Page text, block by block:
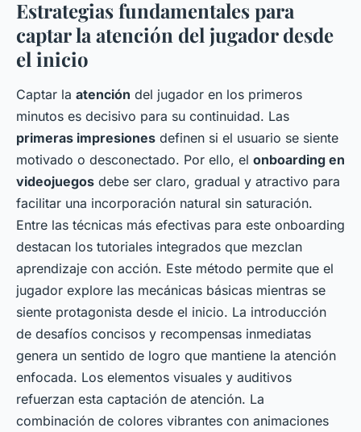
Estrategias fundamentales para
captar la atención del jugador desde
el inicio
Captar la atención del jugador en los primeros
minutos es decisivo para su continuidad. Las
primeras impresiones definen si el usuario se siente
motivado o desconectado. Por ello, el onboarding en
videojuegos debe ser claro, gradual y atractivo para
facilitar una incorporación natural sin saturación.
Entre las técnicas más efectivas para este onboarding
destacan los tutoriales integrados que mezclan
aprendizaje con acción. Este método permite que el
jugador explore las mecánicas básicas mientras se
siente protagonista desde el inicio. La introducción
de desafíos concisos y recompensas inmediatas
genera un sentido de logro que mantiene la atención
enfocada. Los elementos visuales y auditivos
refuerzan esta captación de atención. La
combinación de colores vibrantes con animaciones